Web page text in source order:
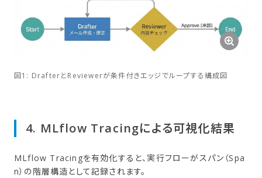
図1: DrafterとReviewerが条件付きエッジでループする構成図
4. MLflow Tracingに​よる​可視化結果
MLflow Tracingを有効化すると、実行フローがスパン（Spa
n）の階層構造として記録されます。